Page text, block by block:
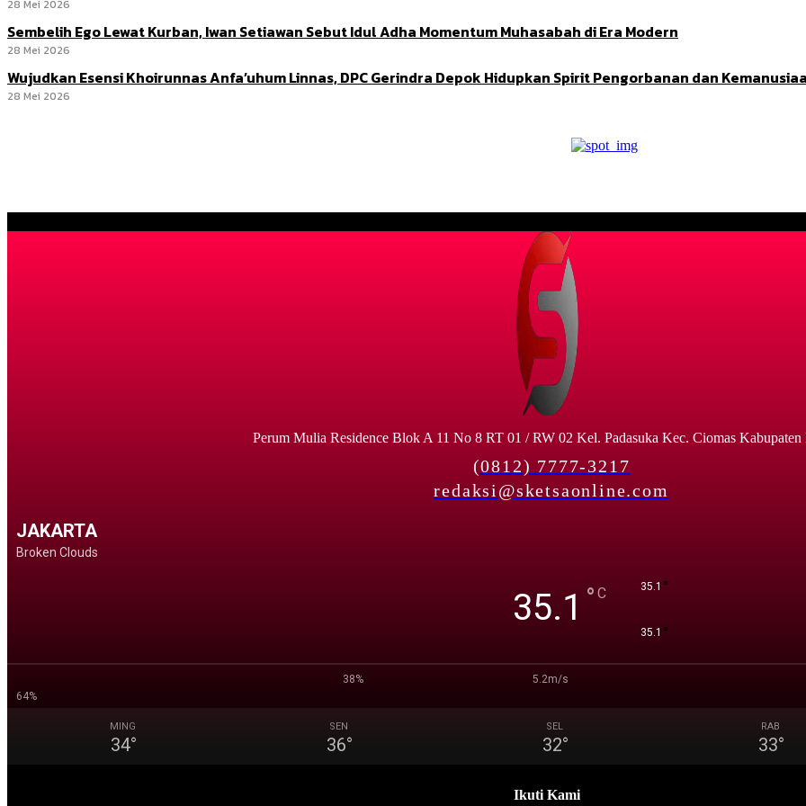
28 Mei 2026
Sembelih Ego Lewat Kurban, Iwan Setiawan Sebut Idul Adha Momentum Muhasabah di Era Modern
28 Mei 2026
Wujudkan Esensi Khoirunnas Anfa’uhum Linnas, DPC Gerindra Depok Hidupkan Spirit Pengorbanan dan
28 Mei 2026
Perum Mulia Residence Blok A 11 No 8 RT 01 / RW 02 Kel. Padasuka Kec. Ciomas Kabupaten
(0812) 7777-3217
redaksi@sketsaonline.com
JAKARTA
Broken Clouds
35.1 ° C 35.1 °
35.1 °
38%
5.2m/s
64%
MING
34°
SEN
36°
SEL
32°
RAB
33°
Ikuti Kami